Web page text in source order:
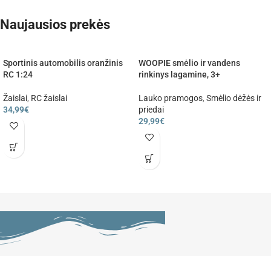
Naujausios prekės
Sportinis automobilis oranžinis
RC 1:24
Žaislai, RC žaislai
34,99€
WOOPIE smėlio ir vandens
rinkinys lagamine, 3+
Lauko pramogos, Smėlio dėžės ir
priedai
29,99€